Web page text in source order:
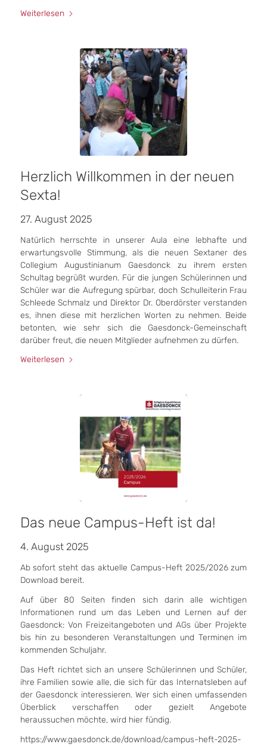
Weiterlesen
Herzlich Willkommen in der neuen
Sexta!
27. August 2025
Natürlich herrschte in unserer Aula eine lebhafte und
erwartungsvolle Stimmung, als die neuen Sextaner des
Collegium Augustinianum Gaesdonck zu ihrem ersten
Schultag begrüßt wurden. Für die jungen Schülerinnen und
Schüler war die Aufregung spürbar, doch Schulleiterin Frau
Schleede Schmalz und Direktor Dr. Oberdörster verstanden
es, ihnen diese mit herzlichen Worten zu nehmen. Beide
betonten, wie sehr sich die Gaesdonck-Gemeinschaft
darüber freut, die neuen Mitglieder aufnehmen zu dürfen.
Weiterlesen
Das neue Campus-Heft ist da!
4. August 2025
Ab sofort steht das aktuelle Campus-Heft 2025/2026 zum
Download bereit.
Auf über 80 Seiten finden sich darin alle wichtigen
Informationen rund um das Leben und Lernen auf der
Gaesdonck: Von Freizeitangeboten und AGs über Projekte
bis hin zu besonderen Veranstaltungen und Terminen im
kommenden Schuljahr.
Das Heft richtet sich an unsere Schülerinnen und Schüler,
ihre Familien sowie alle, die sich für das Internatsleben auf
der Gaesdonck interessieren. Wer sich einen umfassenden
Überblick verschaffen oder gezielt Angebote
heraussuchen möchte, wird hier fündig.
https://www.gaesdonck.de/download/campus-heft-2025-